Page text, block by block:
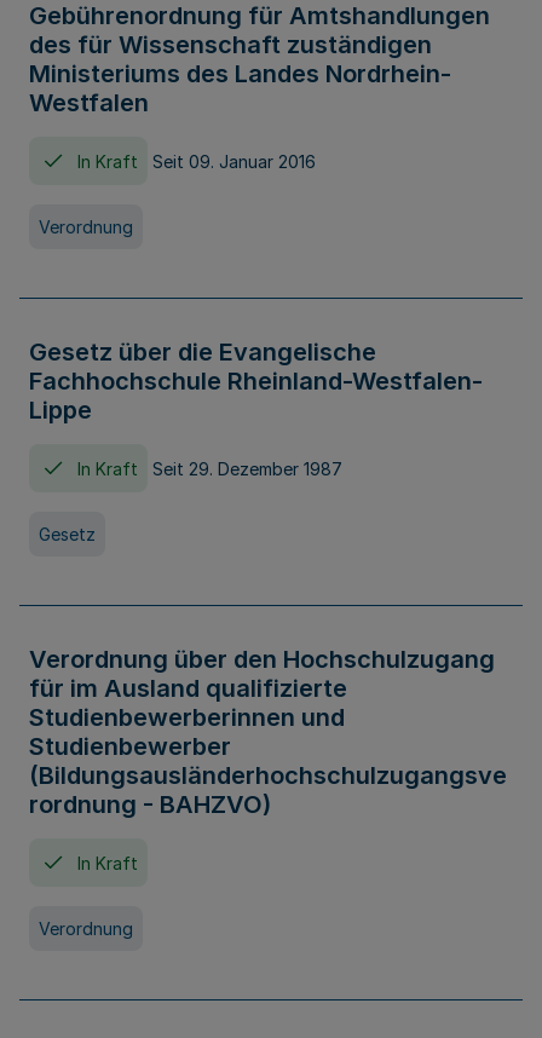
Gebührenordnung für Amtshandlungen
des für Wissenschaft zuständigen
Ministeriums des Landes Nordrhein-
Westfalen
In Kraft Seit 09. Januar 2016
Verordnung
Gesetz über die Evangelische
Fachhochschule Rheinland-Westfalen-
Lippe
In Kraft Seit 29. Dezember 1987
Gesetz
Verordnung über den Hochschulzugang
für im Ausland qualifizierte
Studienbewerberinnen und
Studienbewerber
(Bildungsausländerhochschulzugangsve
rordnung - BAHZVO)
In Kraft
Verordnung